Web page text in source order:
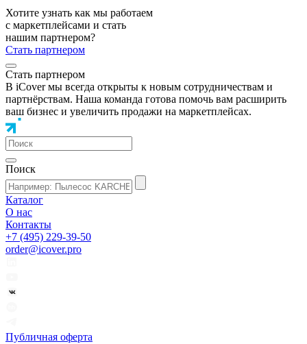
Хотите узнать как мы работаем
с маркетплейсами и стать
нашим партнером?
Стать партнером
Стать партнером
В iCover мы всегда открыты к новым сотрудничествам и
партнёрствам. Наша команда готова помочь вам расширить
ваш бизнес и увеличить продажи на маркетплейсах.
Поиск
Каталог
О нас
Контакты
+7 (495) 229-39-50
order@icover.pro
Публичная оферта